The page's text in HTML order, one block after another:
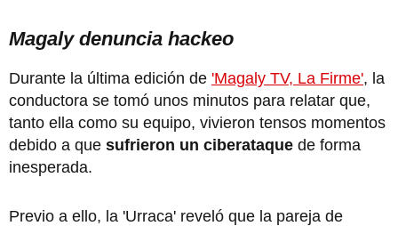
Magaly denuncia hackeo
Durante la última edición de 'Magaly TV, La Firme', la
conductora se tomó unos minutos para relatar que,
tanto ella como su equipo, vivieron tensos momentos
debido a que sufrieron un ciberataque de forma
inesperada.
Previo a ello, la 'Urraca' reveló que la pareja de